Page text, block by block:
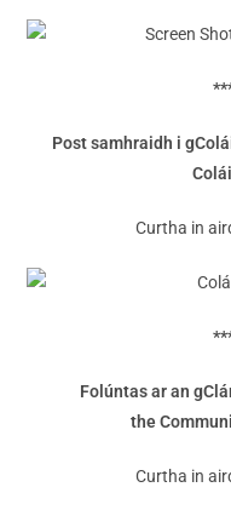
Post samhraidh i
Curtha in
Folúntas ar an
the
Curtha in